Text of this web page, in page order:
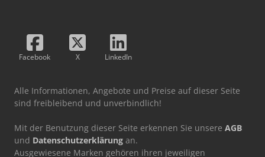
Facebook X LinkedIn
Alle Informationen, Angebote und Preise auf dieser Seite
sind freibleibend und unverbindlich!
Mit der Benutzung dieser Seite erkennen Sie unsere AGB
und Datenschutzerklärung an.
Ausgewiesene Marken gehören ihren jeweiligen